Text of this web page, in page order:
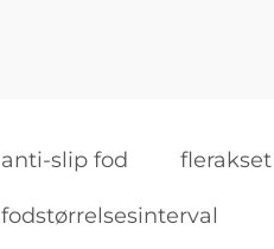
anti-slip fod
fodstørrelsesinterval